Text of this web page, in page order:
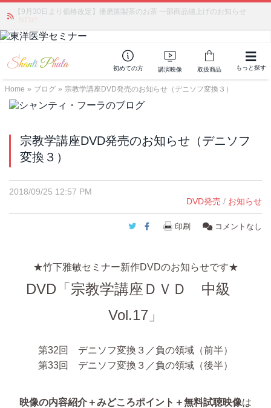
【9月30日より価格改定】播磨園製茶のお茶 一部商品値上げのお知らせ
NEW!
かつて愛されていた人気商品が復活！夏場に活躍するジェルクリーム「アク
アサーキュレーション」💖🏖️ 8月末までの購入でポイント還元も✨
初めての方 講演映像 取扱商品 もっと探す
Home » ブログ » 宗教学講座DVD発売のお知らせ（デニソフ変換３）
宗教学講座DVD発売のお知らせ（デニソフ
変換３）
2018/09/25 12:57 PM
DVD発売 / お知らせ
Twitter
Facebook
印刷 コメントなし
★竹下雅敏セミナー新作DVDのお知らせです★
DVD 「宗教学講座ＤＶＤ 中級
Vol.17」
第32回 デニソフ変換３／負の領域（前半）
第33回 デニソフ変換３／負の領域（後半）
映像の内容紹介＋みどころポイント＋無料試聴映像は